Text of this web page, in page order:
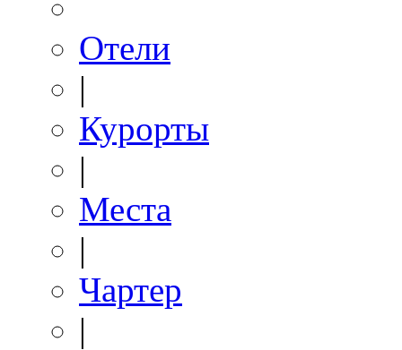
Отели
|
Курорты
|
Места
|
Чартер
|